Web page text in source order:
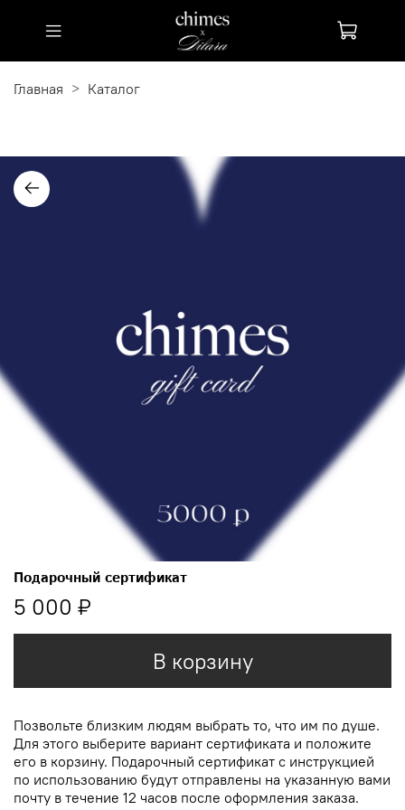
Главная Каталог
Подарочный сертификат
5 000 ₽
В корзину
Позвольте близким людям выбрать то, что им по душе.
Для этого выберите вариант сертификата и положите
его в корзину. Подарочный сертификат с инструкцией
по использованию будут отправлены на указанную вами
почту в течение 12 часов после оформления заказа.